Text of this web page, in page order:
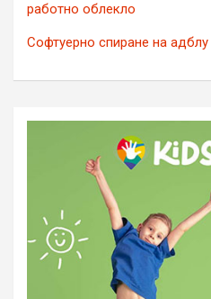
работно облекло
Софтуерно спиране на адблу